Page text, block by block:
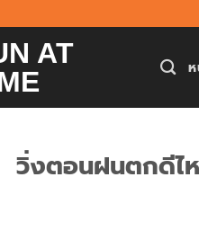
วิ่งตอนฝนตกดีไห